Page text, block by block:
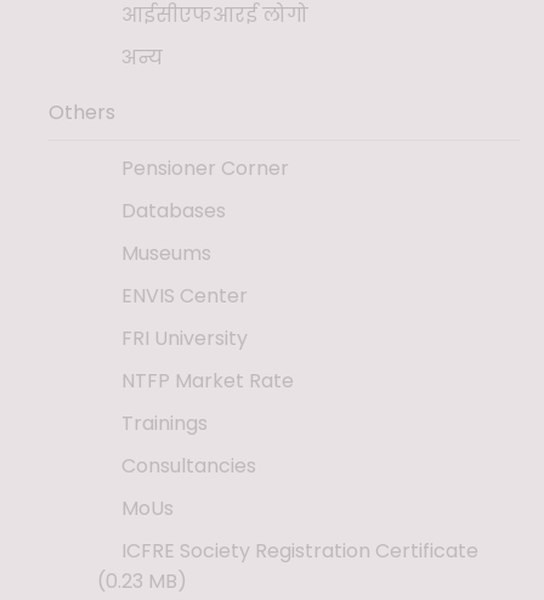
आईसीएफआरई लोगो
अन्य
Others
Pensioner Corner
Databases
Museums
ENVIS Center
FRI University
NTFP Market Rate
Trainings
Consultancies
MoUs
ICFRE Society Registration Certificate
(0.23 MB)